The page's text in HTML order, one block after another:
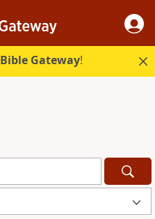
Bible Gateway!